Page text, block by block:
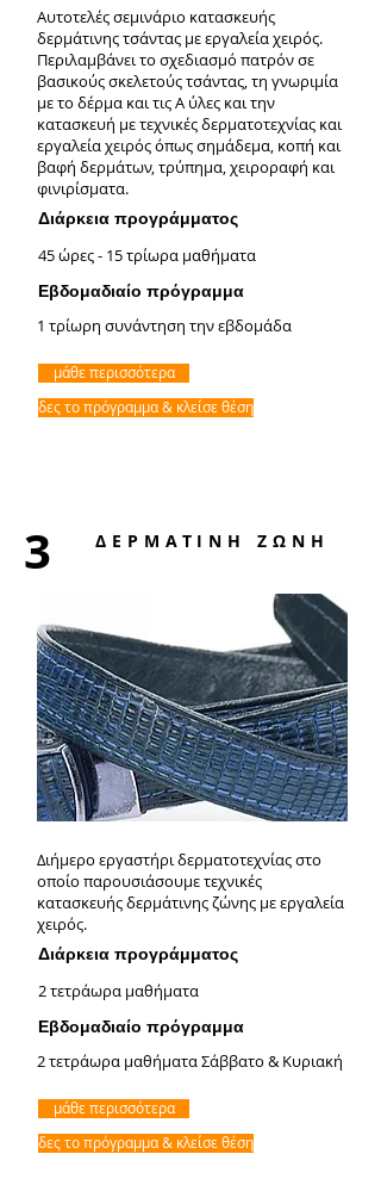
Αυτοτελές σεμινάριο κατασκευής
δερμάτινης τσάντας με εργαλεία χειρός.
Περιλαμβάνει το σχεδιασμό πατρόν σε
βασικούς σκελετούς τσάντας, τη γνωριμία
με το δέρμα και τις Α ύλες και την
κατασκευή με τεχνικές δερματοτεχνίας και
εργαλεία χειρός όπως σημάδεμα, κοπή και
βαφή δερμάτων, τρύπημα, χειροραφή και
φινιρίσματα.
Διάρκεια προγράμματος
45 ώρες - 15 τρίωρα μαθήματα
Εβδομαδιαίο πρόγραμμα
1 τρίωρη συνάντηση την εβδομάδα
μάθε περισσότερα
δες το πρόγραμμα & κλείσε θέση
3 ΔΕΡΜΑΤΙΝΗ ΖΩΝΗ
Διήμερο εργαστήρι δερματοτεχνίας στο
οποίο παρουσιάσουμε τεχνικές
κατασκευής δερμάτινης ζώνης με εργαλεία
χειρός.
Διάρκεια προγράμματος
2 τετράωρα μαθήματα
Εβδομαδιαίο πρόγραμμα
2 τετράωρα μαθήματα Σάββατο & Κυριακή
μάθε περισσότερα
δες το πρόγραμμα & κλείσε θέση